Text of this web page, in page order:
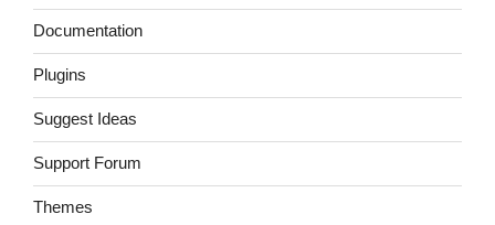
Documentation
Plugins
Suggest Ideas
Support Forum
Themes